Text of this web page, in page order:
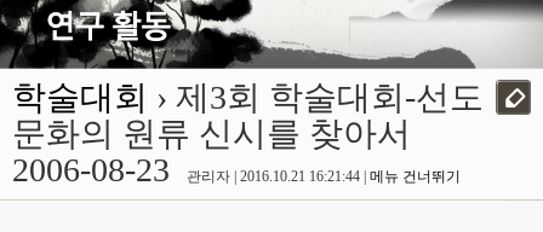
학술대회 › 제3회 학술대회-선도
문화의 원류 신시를 찾아서
2006-08-23
관리자 | 2016.10.21 16:21:44 | 메뉴 건너뛰기